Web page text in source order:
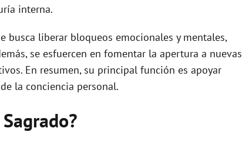
interna.
busca liberar bloqueos emocionales y mentales,
se esfuercen en fomentar la apertura a nuevas
En resumen, su principal función es apoyar
la conciencia personal.